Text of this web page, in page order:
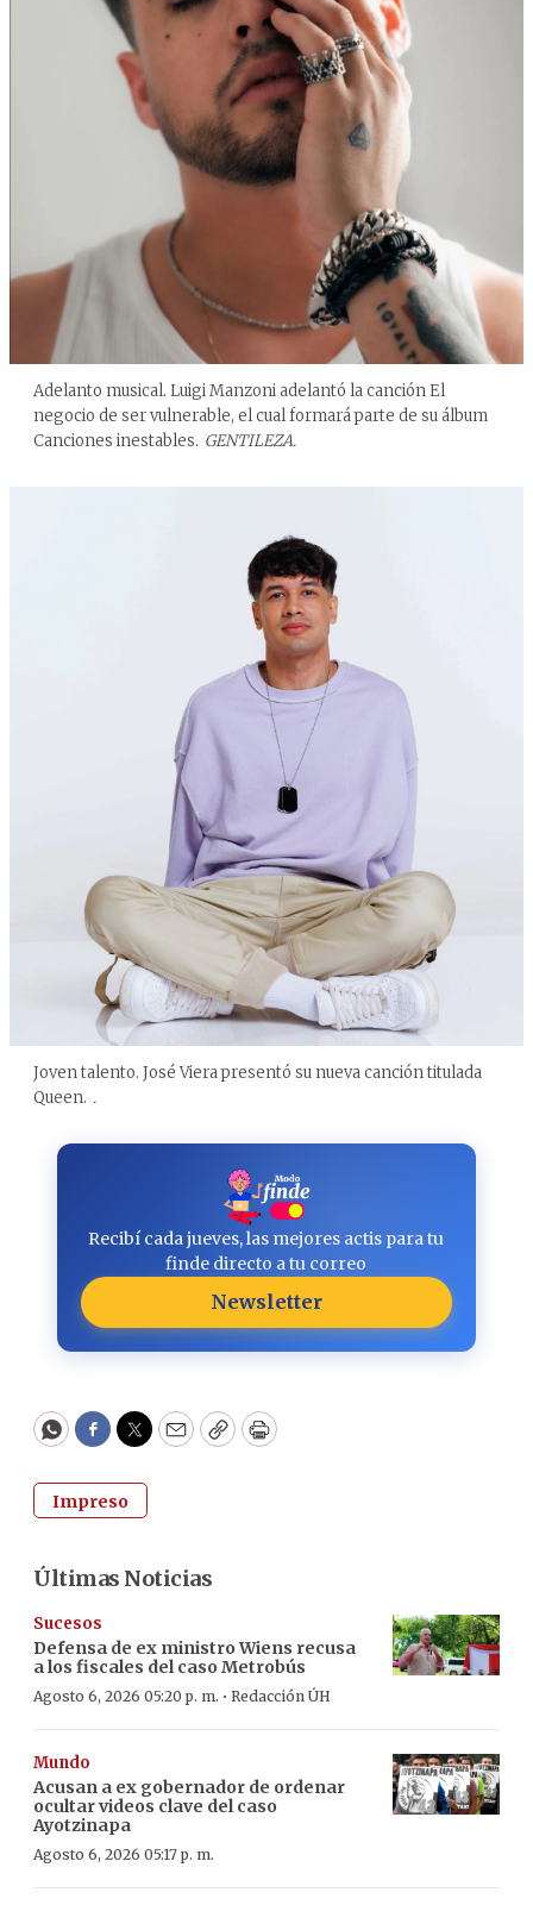
Adelanto musical. Luigi Manzoni adelantó la canción El
negocio de ser vulnerable, el cual formará parte de su álbum
Canciones inestables. GENTILEZA.
Joven talento. José Viera presentó su nueva canción titulada
Queen. .
Recibí cada jueves, las mejores actis para tu
finde directo a tu correo
Newsletter
WhatsApp
Facebook
Twitter
EmailCopyPrint
Impreso
Últimas Noticias
Sucesos
Defensa de ex ministro Wiens recusa
a los fiscales del caso Metrobús
Agosto 6, 2026 05:20 p. m. · Redacción ÚH
Mundo
Acusan a ex gobernador de ordenar
ocultar videos clave del caso
Ayotzinapa
Agosto 6, 2026 05:17 p. m.